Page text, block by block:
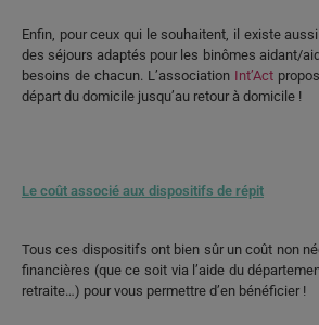
Enfin, pour ceux qui le souhaitent, il existe
des séjours adaptés pour les binômes aidant/
besoins de chacun. L’association Int’Act
départ du domicile jusqu’au retour à domicile !
Le coût associé aux dispositifs de répit
Tous ces dispositifs ont bien sûr un coût non
financières (que ce soit via l’aide du
retraite…) pour vous permettre d’en bénéficier !